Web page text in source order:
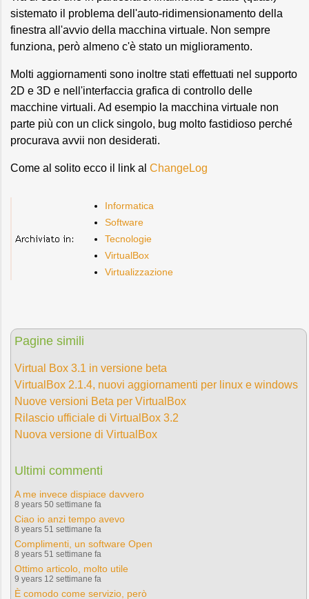
sistemato il problema dell'auto-ridimensionamento della
finestra all'avvio della macchina virtuale. Non sempre
funziona, però almeno c'è stato un miglioramento.
Molti aggiornamenti sono inoltre stati effettuati nel supporto
2D e 3D e nell'interfaccia grafica di controllo delle
macchine virtuali. Ad esempio la macchina virtuale non
parte più con un click singolo, bug molto fastidioso perché
procurava avvii non desiderati.
Come al solito ecco il link al ChangeLog
Informatica
Software
Tecnologie
VirtualBox
Virtualizzazione
Pagine simili
Virtual Box 3.1 in versione beta
VirtualBox 2.1.4, nuovi aggiornamenti per linux e windows
Nuove versioni Beta per VirtualBox
Rilascio ufficiale di VirtualBox 3.2
Nuova versione di VirtualBox
Ultimi commenti
A me invece dispiace davvero
8 years 50 settimane fa
Ciao io anzi tempo avevo
8 years 51 settimane fa
Complimenti, un software Open
8 years 51 settimane fa
Ottimo articolo, molto utile
9 years 12 settimane fa
È comodo come servizio, però